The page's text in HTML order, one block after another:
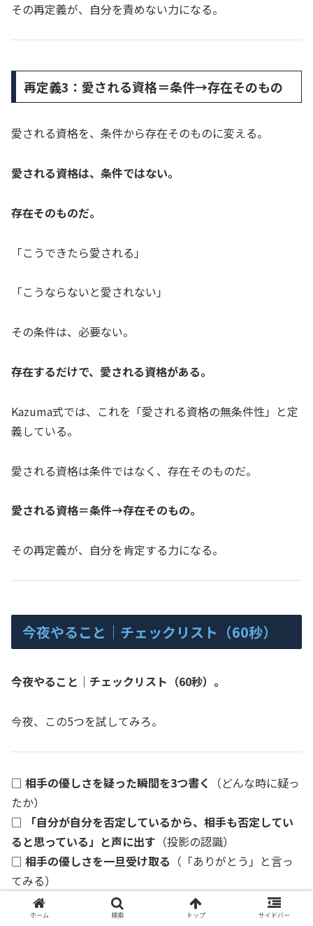
その再定義が、自分を責めない力になる。
再定義3：愛される資格＝条件→存在そのもの
愛される資格を、条件から存在そのものに変える。
愛される資格は、条件ではない。
存在そのものだ。
「こうできたら愛される」
「こうならないと愛されない」
その条件は、必要ない。
存在するだけで、愛される資格がある。
Kazuma式では、これを「愛される資格の無条件性」と定
義している。
愛される資格は条件ではなく、存在そのものだ。
愛される資格＝条件→存在そのもの。
その再定義が、自分を肯定する力になる。
今夜やること｜チェックリスト（60秒）
今夜やること｜チェックリスト（60秒）。
今夜、この5つを試してみろ。
□ 相手の優しさを疑った瞬間を3つ書く
（どんな時に疑っ
たか）
□
「自分が自分を否定しているから、相手も否定してい
ると思っている」と声に出す （投影の認識）
□ 相手の優しさを一旦受け取る （「ありがとう」と言っ
てみる）
「裏切られる予測を、自分が作っている」と認識する
（自己実現性の認識）
ホーム 検索 トップ サイドバー